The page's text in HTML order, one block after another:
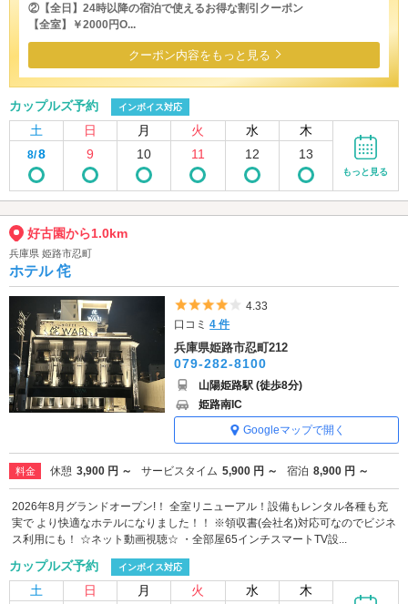
②【全日】24時以降の宿泊で使えるお得な割引クーポン
【全室】￥2000円O...
クーポン内容をもっと見る
カップルズ予約 インボイス対応
土 日 月 火 水 木
8/8 9 10 11 12 13
もっと見る
好古園から1.0km
兵庫県 姫路市忍町
ホテル 侘
5つ星のうち4
4.33
口コミ4 件
兵庫県姫路市忍町212
079-282-8100
山陽姫路駅 (徒歩8分)
姫路南IC
Googleマップで開く
料金 休憩 3,900 円 ～ サービスタイム 5,900 円 ～ 宿泊 8,900 円 ～
2026年8月グランドオープン!！ 全室リニューアル！設備もレンタル各種も充
実で より快適なホテルになりました！！ ※領収書(会社名)対応可なのでビジネ
ス利用にも！ ☆ネット動画視聴☆ ・全部屋65インチスマートTV設...
カップルズ予約 インボイス対応
土 日 月 火 水 木